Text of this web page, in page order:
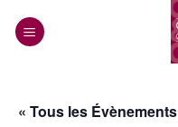
« Tous les Évènements